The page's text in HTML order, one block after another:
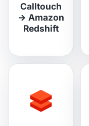
Calltouch
→ Amazon
Redshift